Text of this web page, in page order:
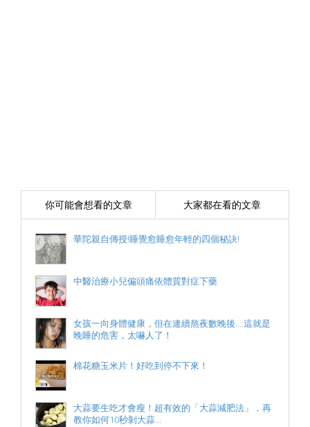
你可能會想看的文章 大家都在看的文章
華陀親自傳授!睡覺愈睡愈年輕的四個秘訣!
中醫治療小兒偏頭痛依體質對症下藥
女孩一向身體健康，但在連續熬夜數晚後....這就是
晚睡的危害，太嚇人了！
棉花糖玉米片！好吃到停不下來！
大蒜要生吃才會瘦！超有效的「大蒜減肥法」，再
教你如何10秒剝大蒜...